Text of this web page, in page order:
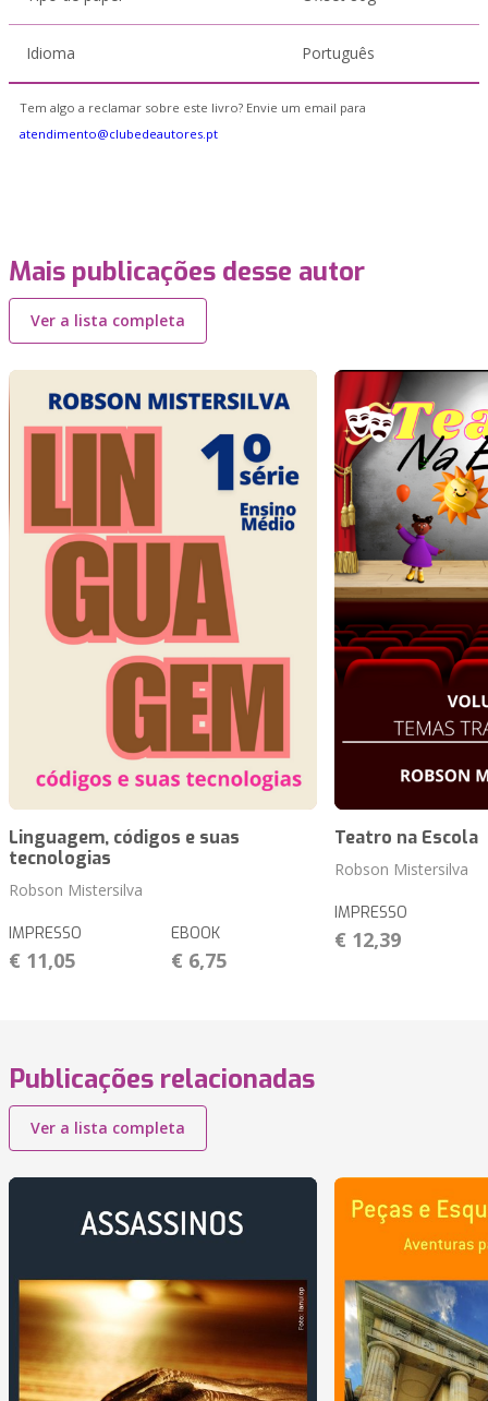
Idioma Português
Tem algo a reclamar sobre este livro? Envie um email para
atendimento@clubedeautores.pt
Mais publicações desse autor
Ver a lista completa
Linguagem, códigos e suas
tecnologias
Robson Mistersilva
IMPRESSO
€ 11,05
EBOOK
€ 6,75
Teatro na Escola
Robson Mistersilva
IMPRESSO
€ 12,39
Publicações relacionadas
Ver a lista completa